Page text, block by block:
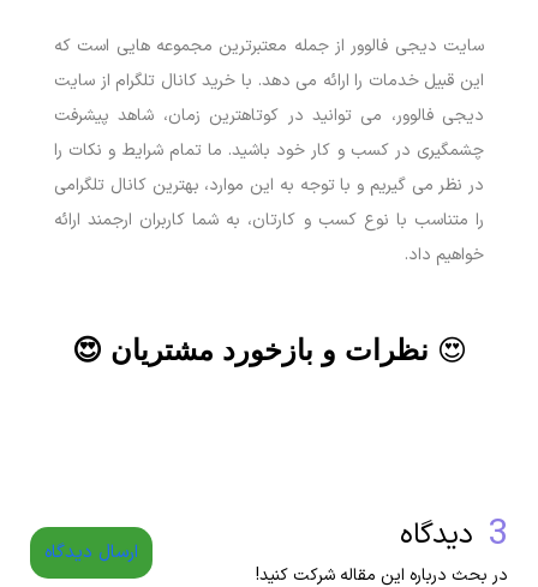
سایت دیجی فالوور از جمله معتبرترین مجموعه هایی است که
این قبیل خدمات را ارائه می دهد. با خرید کانال تلگرام از سایت
دیجی فالوور، می توانید در کوتاهترین زمان، شاهد پیشرفت
چشمگیری در کسب و کار خود باشید. ما تمام شرایط و نکات را
در نظر می گیریم و با توجه به این موارد، بهترین کانال تلگرامی
را متناسب با نوع کسب و کارتان، به شما کاربران ارجمند ارائه
خواهیم داد.
😍 نظرات و بازخورد مشتریان 😍
3 دیدگاه
در بحث درباره این مقاله شرکت کنید!
ارسال دیدگاه